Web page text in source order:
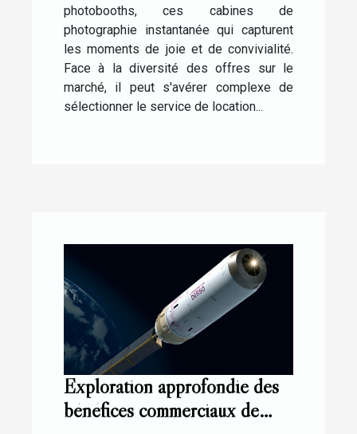
photobooths, ces cabines de
photographie instantanée qui capturent
les moments de joie et de convivialité.
Face à la diversité des offres sur le
marché, il peut s'avérer complexe de
sélectionner le service de location...
Exploration approfondie des
bénéfices commerciaux de